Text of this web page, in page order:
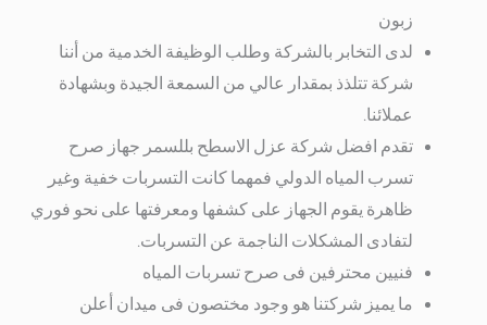
زبون
لدى التخابر بالشركة وطلب الوظيفة الخدمية من أننا
شركة تتلذذ بمقدار عالي من السمعة الجيدة وبشهادة
عملائنا.
تقدم افضل شركة عزل الاسطح بللسمر جهاز صرح
تسرب المياه الدولي فمهما كانت التسربات خفية وغير
ظاهرة يقوم الجهاز على كشفها ومعرفتها على نحو فوري
لتفادى المشكلات الناجمة عن التسربات.
فنيين محترفين فى صرح تسربات المياه
ما يميز شركتنا هو وجود مختصون فى ميدان أعلن